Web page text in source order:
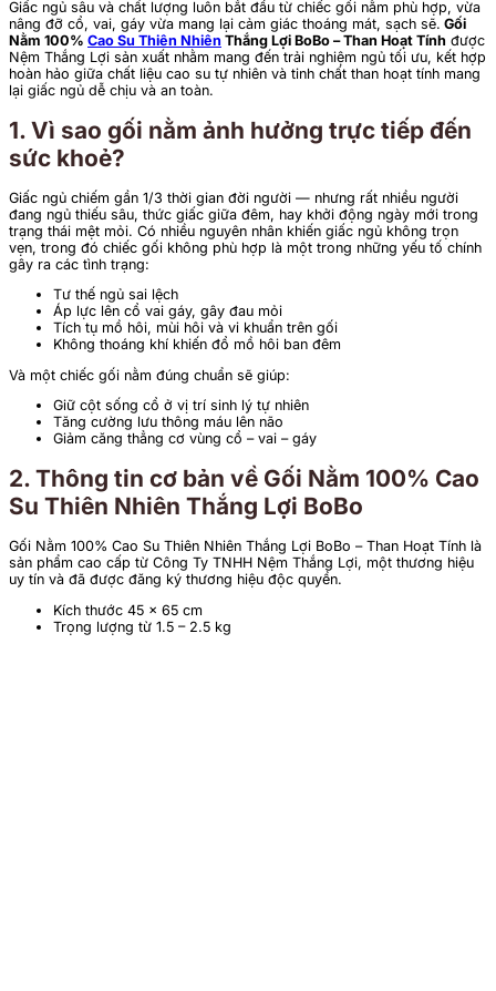
Giấc ngủ sâu và chất lượng luôn bắt đầu từ chiếc gối nằm phù hợp, vừa
nâng đỡ cổ, vai, gáy vừa mang lại cảm giác thoáng mát, sạch sẽ. Gối
Nằm 100% Cao Su Thiên Nhiên Thắng Lợi BoBo – Than Hoạt Tính được
Nệm Thắng Lợi sản xuất nhằm mang đến trải nghiệm ngủ tối ưu, kết hợp
hoàn hảo giữa chất liệu cao su tự nhiên và tinh chất than hoạt tính mang
lại giấc ngủ dễ chịu và an toàn.
1. Vì sao gối nằm ảnh hưởng trực tiếp đến
sức khoẻ?
Giấc ngủ chiếm gần 1/3 thời gian đời người — nhưng rất nhiều người
đang ngủ thiếu sâu, thức giấc giữa đêm, hay khởi động ngày mới trong
trạng thái mệt mỏi. Có nhiều nguyên nhân khiến giấc ngủ không trọn
vẹn, trong đó chiếc gối không phù hợp là một trong những yếu tố chính
gây ra các tình trạng:
Tư thế ngủ sai lệch
Áp lực lên cổ vai gáy, gây đau mỏi
Tích tụ mồ hôi, mùi hôi và vi khuẩn trên gối
Không thoáng khí khiến đổ mồ hôi ban đêm
Và một chiếc gối nằm đúng chuẩn sẽ giúp:
Giữ cột sống cổ ở vị trí sinh lý tự nhiên
Tăng cường lưu thông máu lên não
Giảm căng thẳng cơ vùng cổ – vai – gáy
2. Thông tin cơ bản về Gối Nằm 100% Cao
Su Thiên Nhiên Thắng Lợi BoBo
Gối Nằm 100% Cao Su Thiên Nhiên Thắng Lợi BoBo – Than Hoạt Tính là
sản phẩm cao cấp từ Công Ty TNHH Nệm Thắng Lợi, một thương hiệu
uy tín và đã được đăng ký thương hiệu độc quyền.
Kích thước 45 x 65 cm
Trọng lượng từ 1.5 – 2.5 kg